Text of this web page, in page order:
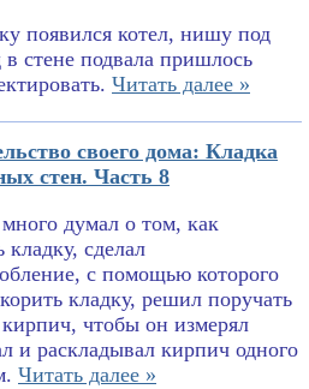
появился котел, нишу под
стене подвала пришлось
Читать далее »
своего дома: Кладка
стен. Часть 8
думал о том, как
кладку, сделал
с помощью которого
кладку, решил поручать
чтобы он измерял
и раскладывал кирпич одного
Читать далее »